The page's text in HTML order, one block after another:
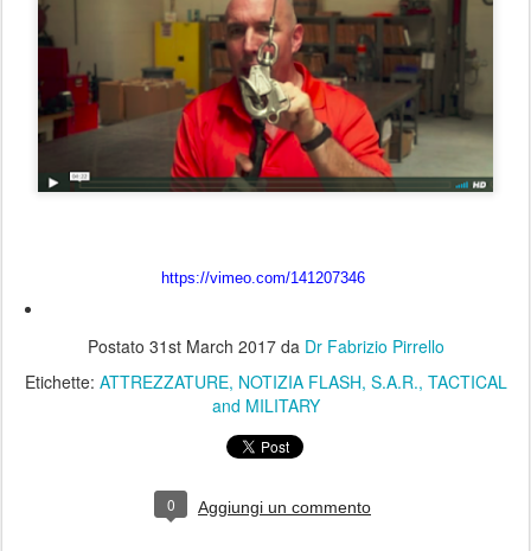
https://vimeo.com/141207346
Postato 31st March 2017da Dr Fabrizio Pirrello
Etichette: ATTREZZATURE NOTIZIA FLASH S.A.R. TACTICAL
and MILITARY
0 Aggiungi un commento